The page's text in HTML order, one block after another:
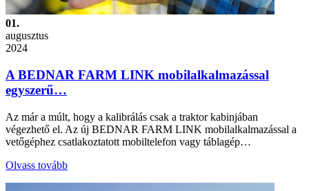
01.
augusztus
2024
A BEDNAR FARM LINK mobilalkalmazással
egyszerű…
Az már a múlt, hogy a kalibrálás csak a traktor kabinjában
végezhető el. Az új BEDNAR FARM LINK mobilalkalmazással a
vetőgéphez csatlakoztatott mobiltelefon vagy táblagép…
Olvass tovább